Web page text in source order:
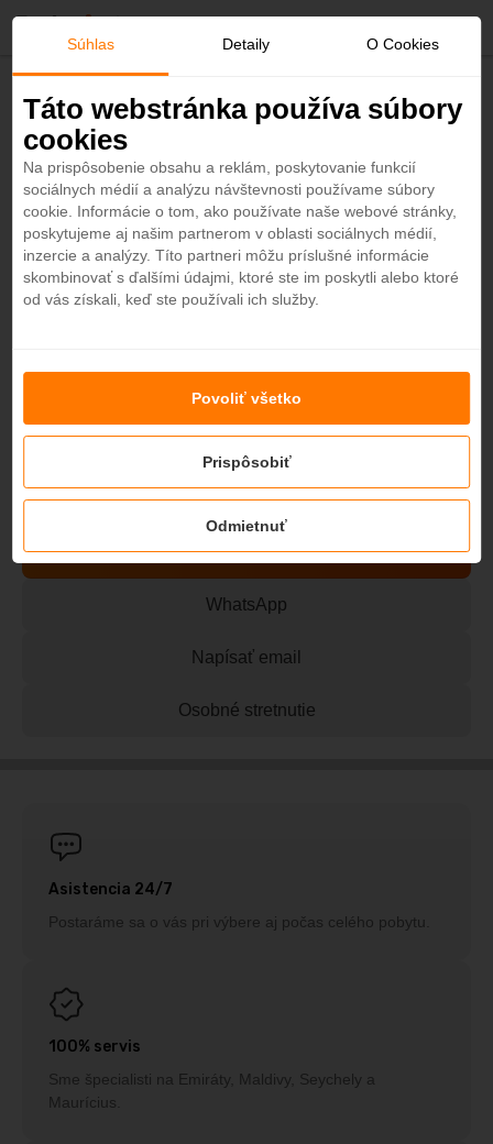
ú
Dubai Marine Beach Resort & Spa 5*
Dubaj - Plážový hotel
3,7
+14
Cena na vyžiadanie
Ušetrite až 20%. Kontaktujte nás.
Ponuka na mieru
WhatsApp
Napísať email
Osobné stretnutie
Asistencia 24/7
Postaráme sa o vás pri výbere aj počas celého pobytu.
100% servis
Sme špecialisti na Emiráty, Maldivy, Seychely a
Maurícius.
Súhlas Detaily O Cookies
Táto webstránka používa súbory
cookies
Na prispôsobenie obsahu a reklám, poskytovanie funkcií
sociálnych médií a analýzu návštevnosti používame súbory
cookie. Informácie o tom, ako používate naše webové stránky,
poskytujeme aj našim partnerom v oblasti sociálnych médií,
inzercie a analýzy. Títo partneri môžu príslušné informácie
skombinovať s ďalšími údajmi, ktoré ste im poskytli alebo ktoré
od vás získali, keď ste používali ich služby.
Odmietnuť
Prispôsobiť
Povoliť všetko